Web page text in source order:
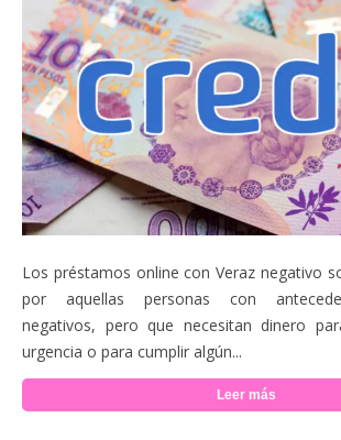
Los préstamos online con Veraz negativo
por aquellas personas con
negativos, pero que necesitan dinero
urgencia o para cumplir algún...
Leer más